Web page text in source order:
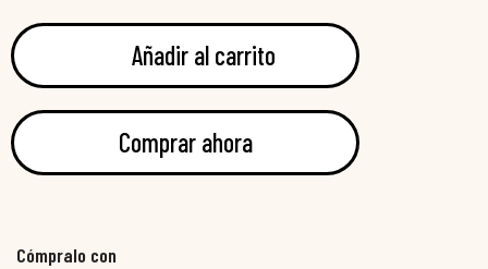
Añadir al carrito
Comprar ahora
Cómpralo con